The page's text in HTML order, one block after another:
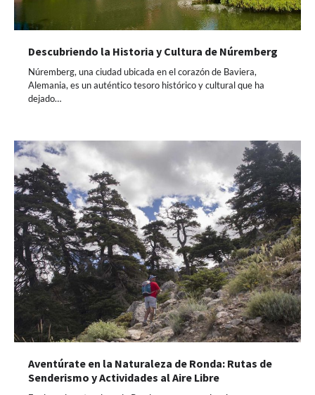
Descubriendo la Historia y Cultura de Núremberg
Núremberg, una ciudad ubicada en el corazón de Baviera,
Alemania, es un auténtico tesoro histórico y cultural que ha
dejado…
Aventúrate en la Naturaleza de Ronda: Rutas de
Senderismo y Actividades al Aire Libre